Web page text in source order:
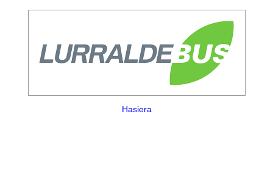
Hasiera